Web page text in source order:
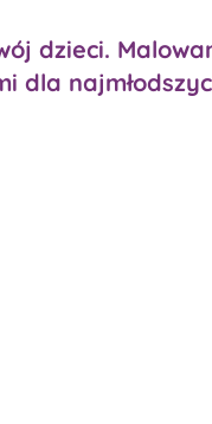
dzieci.
dla